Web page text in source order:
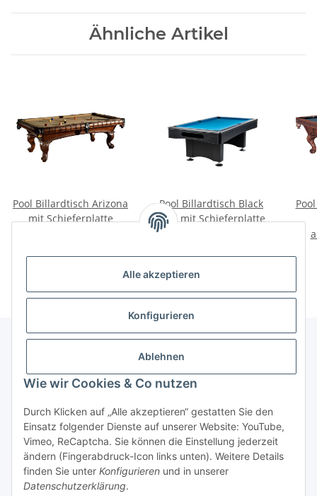
Alle akzeptieren
Konfigurieren
Ablehnen
Wie wir Cookies & Co nutzen
Durch Klicken auf „Alle akzeptieren“ gestatten Sie den
Einsatz folgender Dienste auf unserer Website: YouTube,
Vimeo, ReCaptcha. Sie können die Einstellung jederzeit
ändern (Fingerabdruck-Icon links unten). Weitere Details
finden Sie unter Konfigurieren und in unserer
Datenschutzerklärung.
Ähnliche Artikel
Pool Billardtisch Arizona
mit Schieferplatte
Pool Billardtisch Black
Pool mit Schieferplatte
Informationen
Gesetzliche Informationen
Vertrag widerrufen
* Alle Preise inkl. gesetzlicher USt., zzgl.